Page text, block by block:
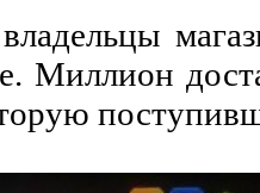
Миллион